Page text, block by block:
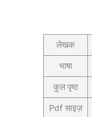
लेखक
भाषा
कुल पृष्ठ
Pdf साइज़